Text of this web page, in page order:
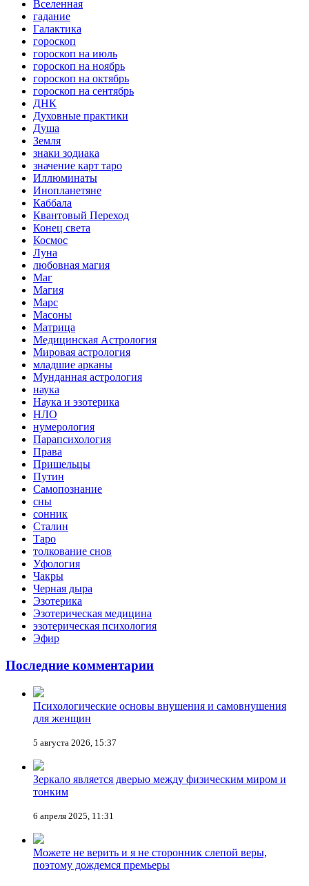
Вселенная
гадание
Галактика
гороскоп
гороскоп на июль
гороскоп на ноябрь
гороскоп на октябрь
гороскоп на сентябрь
ДНК
Духовные практики
Душа
Земля
знаки зодиака
значение карт таро
Иллюминаты
Инопланетяне
Каббала
Квантовый Переход
Конец света
Космос
Луна
любовная магия
Маг
Магия
Марс
Масоны
Матрица
Медицинская Астрология
Мировая астрология
младшие арканы
Мунданная астрология
наука
Наука и эзотерика
НЛО
нумерология
Парапсихология
Права
Пришельцы
Путин
Самопознание
сны
сонник
Сталин
Таро
толкование снов
Уфология
Чакры
Черная дыра
Эзотерика
Эзотерическая медицина
эзотерическая психология
Эфир
Последние комментарии
Психологические основы внушения и самовнушения
для женщин
5 августа 2026, 15:37
Зеркало является дверью между физическим миром и
тонким
6 апреля 2025, 11:31
Можете не верить и я не сторонник слепой веры,
поэтому дождемся премьеры